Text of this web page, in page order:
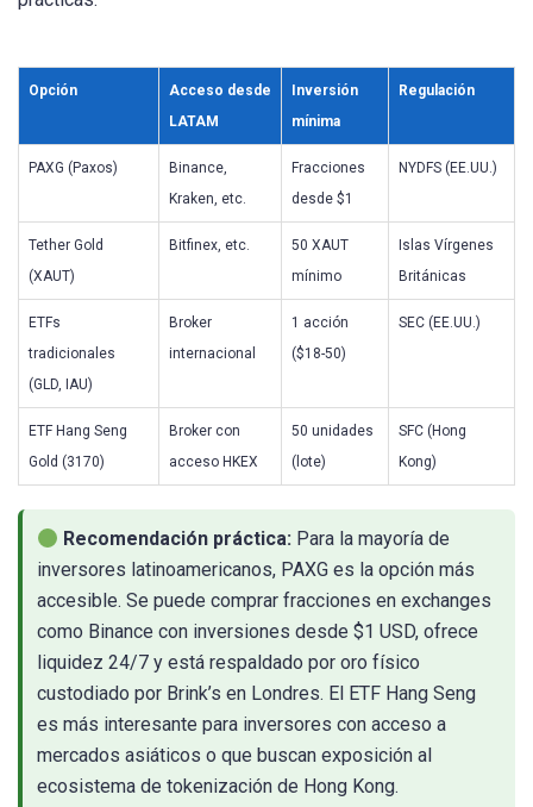
Opción
Acceso desde
LATAM
Inversión
mínima
Regulación
PAXG (Paxos)
Binance,
Kraken, etc.
Fracciones
desde $1
NYDFS (EE.UU.)
Tether Gold
(XAUT)
Bitfinex, etc.
50 XAUT
mínimo
Islas Vírgenes
Británicas
ETFs
tradicionales
(GLD, IAU)
Broker
internacional
1 acción
($18-50)
SEC (EE.UU.)
ETF Hang Seng
Gold (3170)
Broker con
acceso HKEX
50 unidades
(lote)
SFC (Hong
Kong)
Recomendación práctica: Para la mayoría de
inversores latinoamericanos, PAXG es la opción más
accesible. Se puede comprar fracciones en exchanges
como Binance con inversiones desde $1 USD, ofrece
liquidez 24/7 y está respaldado por oro físico
custodiado por Brink’s en Londres. El ETF Hang Seng
es más interesante para inversores con acceso a
mercados asiáticos o que buscan exposición al
ecosistema de tokenización de Hong Kong.